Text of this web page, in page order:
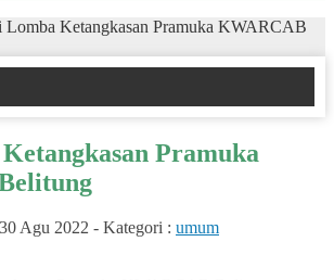
Lomba Ketangkasan Pramuka KWARCAB
Pramuka
Agu 2022 - Kategori : umum